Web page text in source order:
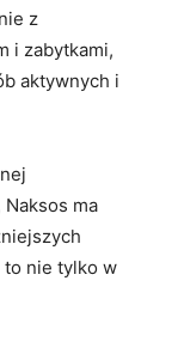
z
i zabytkami,
aktywnych i
ma
nie tylko w